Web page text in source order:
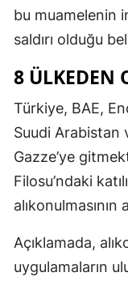
bu muamelenin
saldırı olduğu
8 ÜLKEDEN
Türkiye, BAE,
Suudi Arabistan
Gazze’ye
Filosu’ndaki
Açıklamada,
uygulamaların